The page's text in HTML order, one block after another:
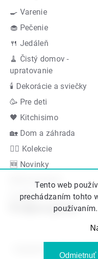
Tento web
prechádzaním tohto
Odmietnuť
🍳 Varenie
🧁 Pečenie
🍴 Jedáleň
🧹 Čistý domov -
upratovanie
🕯 Dekorácie a sviečky
🥳 Pre deti
🖤 Kitchisimo
🏡 Dom a záhrada
👍🏻 Kolekcie
🆕 Novinky
Akčná ponuka
Značky
Podporujeme